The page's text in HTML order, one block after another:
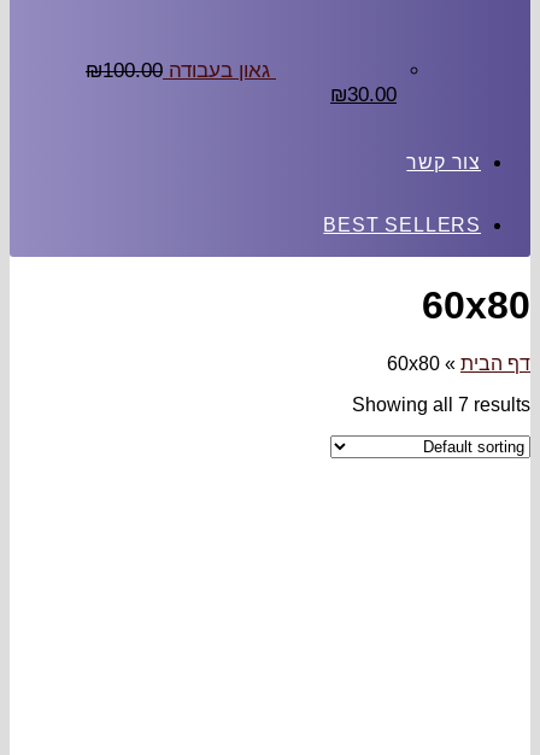
גאון בעבודה ₪100.00
₪30.00
צור קשר
BEST SELLERS
60x80
דף הבית »
60x80
Showing all 7 results